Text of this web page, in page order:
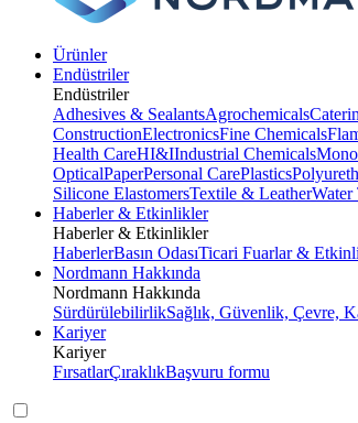
Ürünler
Endüstriler
Endüstriler
Adhesives & SealantsAgrochemicals
ConstructionElectronicsFine Chemicals
Health CareHI&IIndustrial Chemicals
OpticalPaperPersonal CarePlastics
Silicone ElastomersTextile & LeatherWater
Haberler & Etkinlikler
Haberler & Etkinlikler
HaberlerBasın OdasıTicari Fuarlar &
Nordmann Hakkında
Nordmann Hakkında
SürdürülebilirlikSağlık, Güvenlik, Çevre,
Kariyer
Kariyer
FırsatlarÇıraklıkBaşvuru formu